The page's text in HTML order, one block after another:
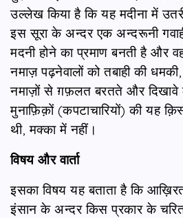
उल्लेख किया है कि यह मदीना में
इस सूरा के अन्दर एक अन्दरूनी
मदनी होने का प्रमाण बनती है और
नमाज़ पढ़नेवालों को तबाही की
नमाज़ों से ग़फ़लत बरतते और दिखावे
मुनाफ़िक़ों (कपटाचारियों) की यह
थी, मक्का में नहीं।
विषय और वार्ता
इसका विषय यह बताता है कि
इंसान के अन्दर किस प्रकार के